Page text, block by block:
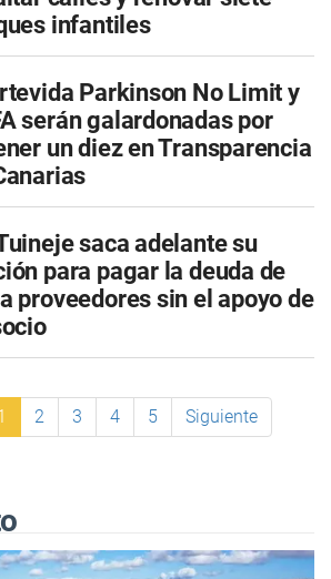
infantiles
Parkinson No Limit y
serán galardonadas por
un diez en Transparencia
saca adelante su
para pagar la deuda de
proveedores sin el apoyo de
2 3 4 5 Siguiente